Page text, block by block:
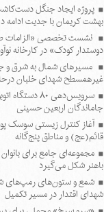
پروژه ایجاد جنگل
بهشت کریمان با جدیت ادامه
نشست تخصصی «الزامات
دوستدار کودک» در کارخانه
مسیرهای شمال به شرق و
غیرهمسطح شهدای خلبان
سرویس‌دهی ۸۰
جاماندگان اربعین حسینی
آغاز کنترل زیستی سوسک
قائم(عج) و مناطق پنج‌گانه
مجموعه‌ای جامع برای
باهنر شکل می‌گیرد
شمع و ستون‌های رمپ‌های
شهدای اقتدار در مسیر تکمیل